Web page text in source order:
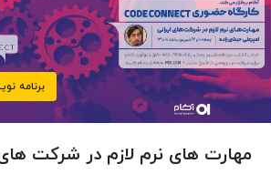
برنامه
مهارت های نرم لازم در شرکت